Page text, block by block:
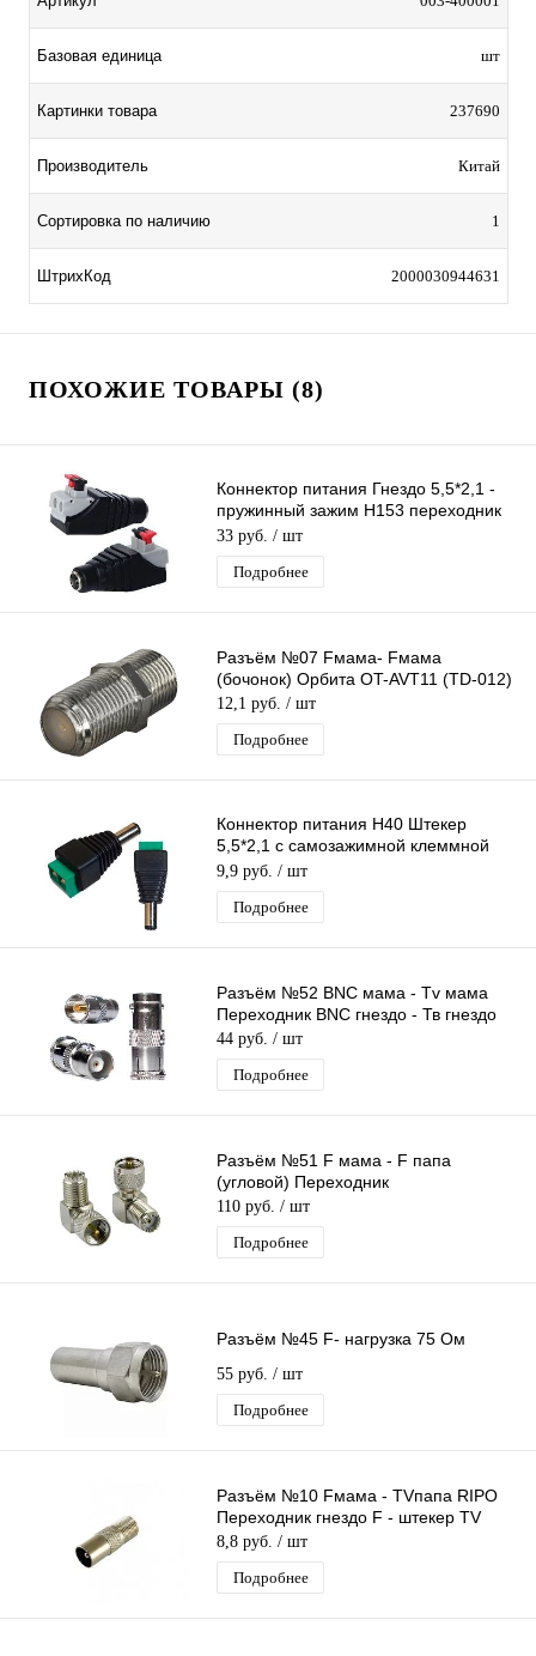
Базовая единица шт
Картинки товара 237690
Производитель Китай
Сортировка по наличию 1
ШтрихКод 2000030944631
ПОХОЖИЕ ТОВАРЫ (8)
Коннектор питания Гнездо 5,5*2,1 -
пружинный зажим H153 переходник
разъем мама DC 2.1х5.5
33 руб. / шт
Подробнее
Разъём №07 Fмама- Fмама
(бочонок) Орбита OT-AVT11 (TD-012)
12,1 руб. / шт
Подробнее
Коннектор питания H40 Штекер
5,5*2,1 с самозажимной клеммной
колодкой, разъем, штекер питания
9,9 руб. / шт
Подробнее
Разъём №52 BNC мама - Tv мама
Переходник BNC гнездо - Тв гнездо
44 руб. / шт
Подробнее
Разъём №51 F мама - F папа
(угловой) Переходник
110 руб. / шт
Подробнее
Разъём №45 F- нагрузка 75 Ом
55 руб. / шт
Подробнее
Разъём №10 Fмама - TVпапа RIPO
Переходник гнездо F - штекер TV
8,8 руб. / шт
Подробнее